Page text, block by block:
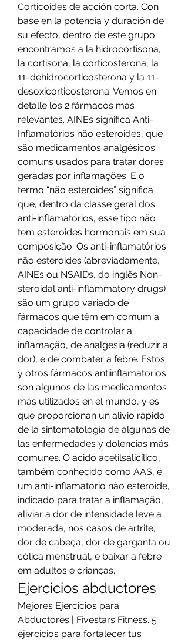
Corticoides de acción corta. Con
base en la potencia y duración de
su efecto, dentro de este grupo
encontramos a la hidrocortisona,
la cortisona, la corticosterona, la
11-dehidrocorticosterona y la 11-
desoxicorticosterona. Vemos en
detalle los 2 fármacos más
relevantes. AINEs significa Anti-
Inflamatórios não esteroides, que
são medicamentos analgésicos
comuns usados para tratar dores
geradas por inflamações. E o
termo “não esteroides” significa
que, dentro da classe geral dos
anti-inflamatórios, esse tipo não
tem esteroides hormonais em sua
composição. Os anti-inflamatórios
não esteroides (abreviadamente,
AINEs ou NSAIDs, do inglês Non-
steroidal anti-inflammatory drugs)
são um grupo variado de
fármacos que têm em comum a
capacidade de controlar a
inflamação, de analgesia (reduzir a
dor), e de combater a febre. Estos
y otros fármacos antiinflamatorios
son algunos de las medicamentos
más utilizados en el mundo, y es
que proporcionan un alivio rápido
de la sintomatología de algunas de
las enfermedades y dolencias más
comunes. O ácido acetilsalicílico,
também conhecido como AAS, é
um anti-inflamatório não esteroide,
indicado para tratar a inflamação,
aliviar a dor de intensidade leve a
moderada, nos casos de artrite,
dor de cabeça, dor de garganta ou
cólica menstrual, e baixar a febre
em adultos e crianças.
Ejercicios abductores
Mejores Ejercicios para
Abductores | Fivestars Fitness. 5
ejercicios para fortalecer tus